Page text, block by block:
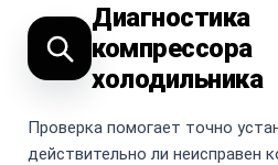
Диагностика
компрессора
холодильника
Проверка помогает точно
действительно ли неисправен